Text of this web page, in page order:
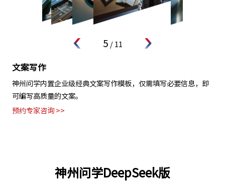
5 / 11
文案写作
神州问学内置企业级经典文案写作模板，仅需填写必要信息，即
可编写高质量的文案。
预约专家咨询 >>
神州问学DeepSeek版